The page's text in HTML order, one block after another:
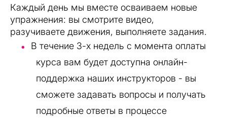
Каждый день мы вместе осваиваем новые
упражнения: вы смотрите видео,
разучиваете движения, выполняете задания.
В течение 3-х недель с момента оплаты
курса вам будет доступна онлайн-
поддержка наших инструкторов - вы
сможете задавать вопросы и получать
подробные ответы в процессе